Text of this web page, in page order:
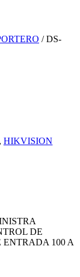
/ DS-
, HIKVISION
DE
ENTRADA 100 A